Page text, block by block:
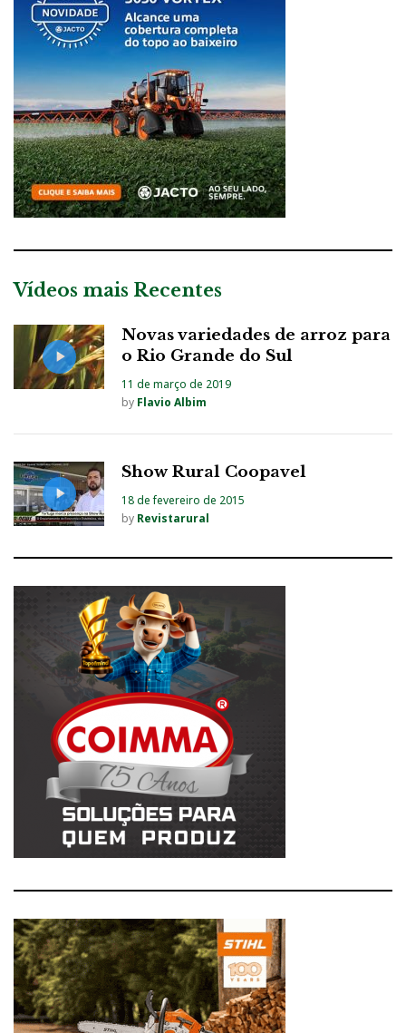
Vídeos mais Recentes
Novas variedades de arroz para
o Rio Grande do Sul
11 de março de 2019
by Flavio Albim
Show Rural Coopavel
18 de fevereiro de 2015
by Revistarural